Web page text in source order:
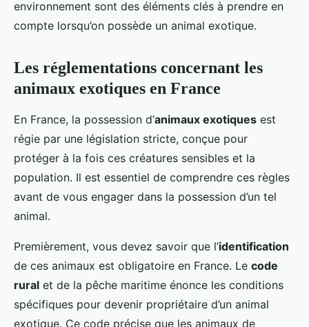
environnement sont des éléments clés à prendre en
compte lorsqu’on possède un animal exotique.
Les réglementations concernant les
animaux exotiques en France
En France, la possession d’animaux exotiques est
régie par une législation stricte, conçue pour
protéger à la fois ces créatures sensibles et la
population. Il est essentiel de comprendre ces règles
avant de vous engager dans la possession d’un tel
animal.
Premièrement, vous devez savoir que l’identification
de ces animaux est obligatoire en France. Le code
rural et de la pêche maritime énonce les conditions
spécifiques pour devenir propriétaire d’un animal
exotique. Ce code précise que les animaux de